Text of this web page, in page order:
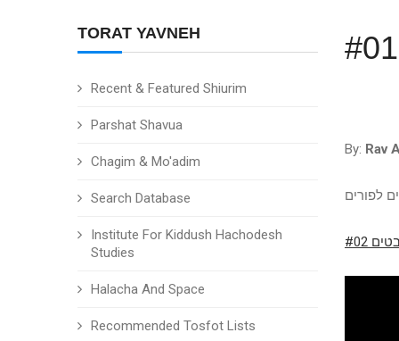
TORAT YAVNEH
Recent & Featured Shiurim
Parshat Shavua
Chagim & Mo'adim
Search Database
Institute For Kiddush Hachodesh
Studies
Halacha And Space
Recommended Tosfot Lists
By: Rav
לפורים
#02